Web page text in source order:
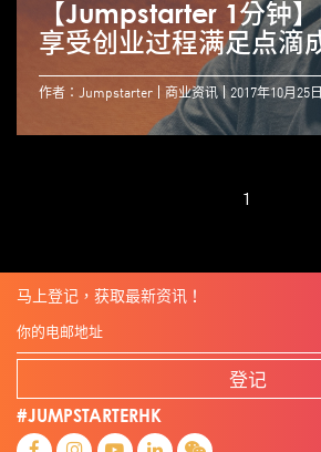
【Jumpstarter 1分钟
享受创业过程满足点滴
作者：Jumpstarter 商业资讯 2017年10月25日
1
马上登记，获取最新资讯！
登记
#JUMPSTARTERHK